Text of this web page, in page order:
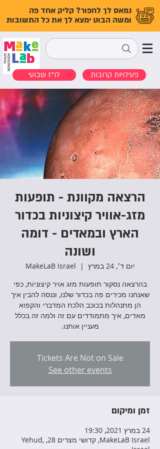
נמאס לך לחפור? קליק אחד פה
ומשה הבוט ימצא לך את כל התשובות
לו"ז שבועי פעילויות קרובות
הרצאה מקוונת - תופעות
מזג-אוויר קיצוניות בכדור
הארץ ובמאדים - דומה
ושונה
יום ד׳, 24 במרץ
  |
MakeLaB Israel
בהרצאה נסקור תופעות מזג אויר קיצוניות, כפי
שאנחנו מכירים פה בכדור שלנו, וננסה להבין איך
הן מתנהלות בכוכב הלכת המדברי והקפוא
מאדים, איך מתמודדים עם זה ולמה זה בכלל
מעניין אותנו.
Tickets Are Not on Sale
See other events
זמן ומיקום
24 במרץ 2021, 19:30
MakeLaB Israel, קדושי מצרים 28, Yehud,